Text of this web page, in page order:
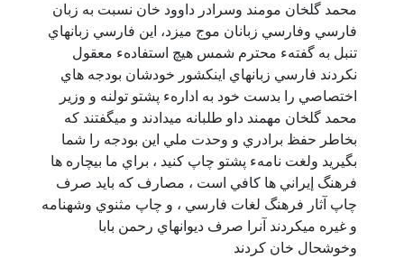
محمد گلخان مومند وسرادر داوود خان نسبت به زبان
فارسي وفارسي زبانان موج ميزد، اين فارسي زبانهاي
تنبل به گفتهء محترم شمس هيچ استفادهء معقول
نكردند فارسي زبانهاي اينكشور خودشان بودجه هاي
اختصاصي را بدست خود به ادارهء پشتو تولنه و وزير
محمد گلخان مهمند داو طلبانه ميدادند و ميگفتند كه
بخاطر حفظ برادري و وحدت ملي اين بودجه را شما
بگيريد ولغت نامهء پشتو چاپ كنيد ، براي ما بيچاره ها
فرهنگ إيراني ها كافي است ، مصارف كه بايد صرف
چاپ آثار فرهنگ لغات فارسي ، و چاپ مثنوي وشهنامه
و غيره ميكردند آنرا صرف ديوانهاي رحمن بابا
وخوشحال خان كردند